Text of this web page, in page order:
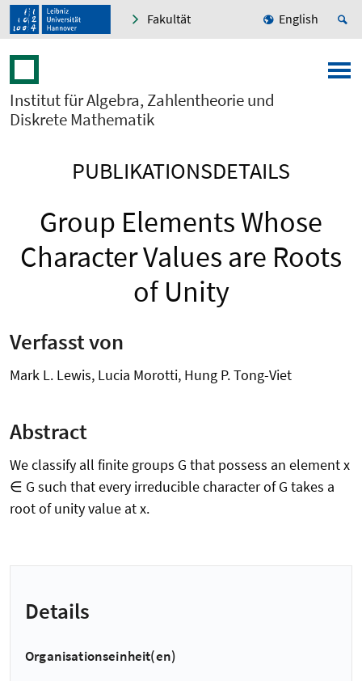
Fakultät English
Institut für Algebra, Zahlentheorie und
Diskrete Mathematik
PUBLIKATIONSDETAILS
Group Elements Whose
Character Values are Roots
of Unity
Verfasst von
Mark L. Lewis, Lucia Morotti, Hung P. Tong-Viet
Abstract
We classify all finite groups G that possess an element x
∈ G such that every irreducible character of G takes a
root of unity value at x.
Details
Organisationseinheit(en)